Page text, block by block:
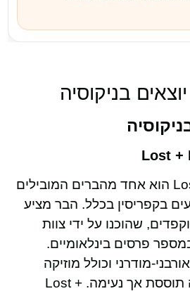
בניקוסיה
Lost +
Lost + Found Drinkery הוא אחד מהברים המובילים
בקפריסין בכלל. הבר מציע
שהוכנו על ידי צוות
פרסים בינלאומיים.
מודרני וכולל מוזיקה
עדכנית שיוצרת אווירה תוססת אך נעימה. Lost +